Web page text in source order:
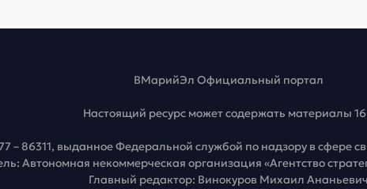
ВМарийЭл Официальный портал
Настоящий ресурс может содержать материалы
86311, выданное Федеральной службой по надзору в сфере
Автономная некоммерческая организация «Агентство
Главный редактор: Винокуров Михаил Ананьевич